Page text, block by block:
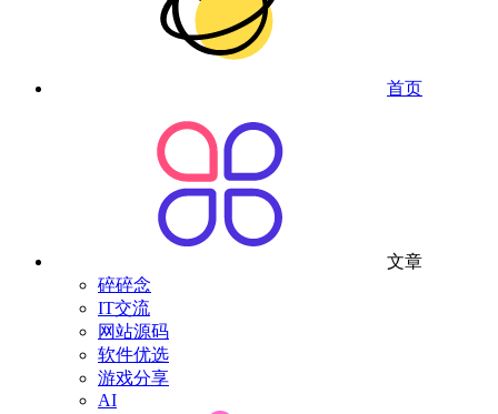
首页
文章
碎碎念
IT交流
网站源码
软件优选
游戏分享
AI